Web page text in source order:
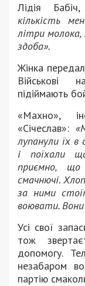
Лідія
кількість
літри молока,
здоба».
Жінка
Військові
підіймають
«Махно»,
«Січеслав»:
лупанули їх
і поїхали
приємно,
смачнючі.
за ними
воювати.
Усі свої
тож
допомогу.
незабаром
партію